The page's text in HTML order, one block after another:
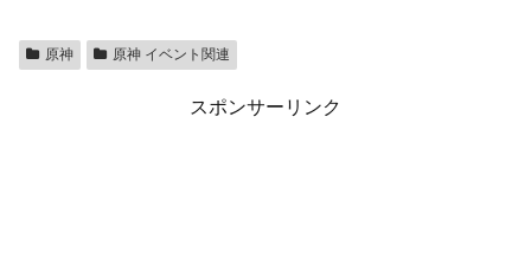
原神 原神 イベント関連
スポンサーリンク